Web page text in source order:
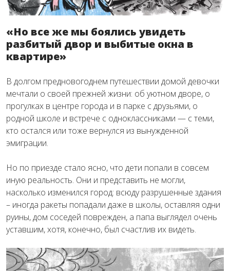
«Но все же мы боялись увидеть
разбитый двор и выбитые окна в
квартире»
В долгом предновогоднем путешествии домой девочки
мечтали о своей прежней жизни: об уютном дворе, о
прогулках в центре города и в парке с друзьями, о
родной школе и встрече с одноклассниками — с теми,
кто остался или тоже вернулся из вынужденной
эмиграции.
Но по приезде стало ясно, что дети попали в совсем
иную реальность. Они и представить не могли,
насколько изменился город: всюду разрушенные здания
– иногда ракеты попадали даже в школы, оставляя одни
руины, дом соседей поврежден, а папа выглядел очень
уставшим, хотя, конечно, был счастлив их видеть.